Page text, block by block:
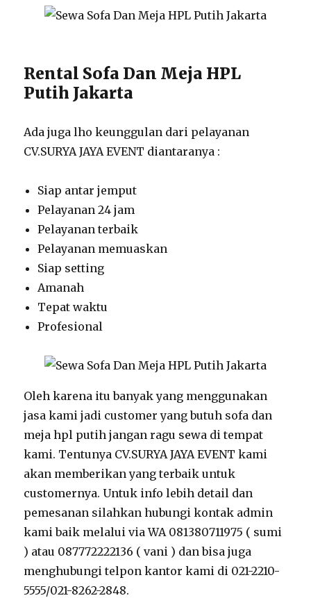
Rental Sofa Dan Meja HPL
Putih Jakarta
Ada juga lho keunggulan dari pelayanan
CV.SURYA JAYA EVENT diantaranya :
Siap antar jemput
Pelayanan 24 jam
Pelayanan terbaik
Pelayanan memuaskan
Siap setting
Amanah
Tepat waktu
Profesional
Oleh karena itu banyak yang menggunakan
jasa kami jadi customer yang butuh sofa dan
meja hpl putih jangan ragu sewa di tempat
kami. Tentunya CV.SURYA JAYA EVENT kami
akan memberikan yang terbaik untuk
customernya. Untuk info lebih detail dan
pemesanan silahkan hubungi kontak admin
kami baik melalui via WA 081380711975 ( sumi
) atau 087772222136 ( vani ) dan bisa juga
menghubungi telpon kantor kami di 021-2210-
5555/021-8262-2848.